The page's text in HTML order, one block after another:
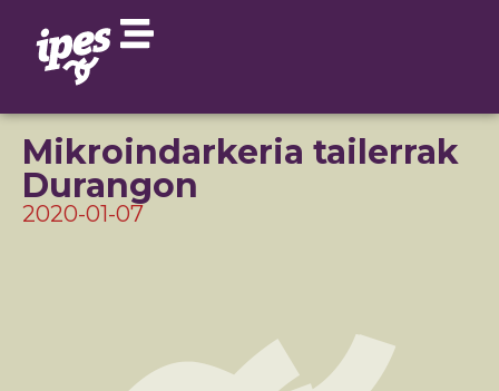
Mikroindarkeria tailerrak
Durangon
2020-01-07